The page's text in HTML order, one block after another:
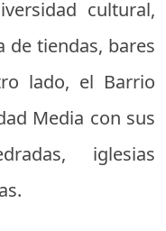
cultural,
de tiendas, bares
lado, el Barrio
Media con sus
iglesias